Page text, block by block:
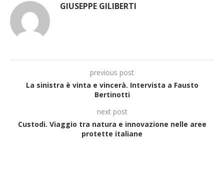
GIUSEPPE GILIBERTI
previous post
La sinistra è vinta e vincerà. Intervista a Fausto
Bertinotti
next post
Custodi. Viaggio tra natura e innovazione nelle aree
protette italiane